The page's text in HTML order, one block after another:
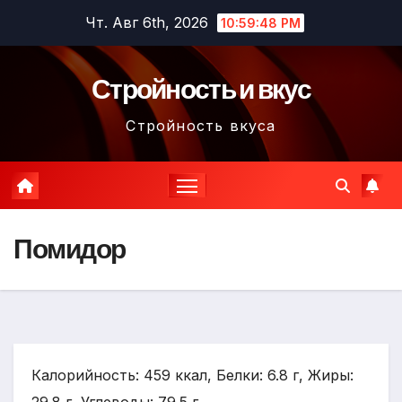
содержимому
Чт. Авг 6th, 2026 10:59:49 PM
Стройность и вкус
Стройность вкуса
Помидор
Калорийность: 459 ккал, Белки: 6.8 г, Жиры: